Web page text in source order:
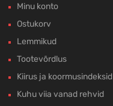
Minu konto
Ostukorv
Lemmikud
Tootevõrdlus
Kiirus ja koormusindeksid
Kuhu viia vanad rehvid